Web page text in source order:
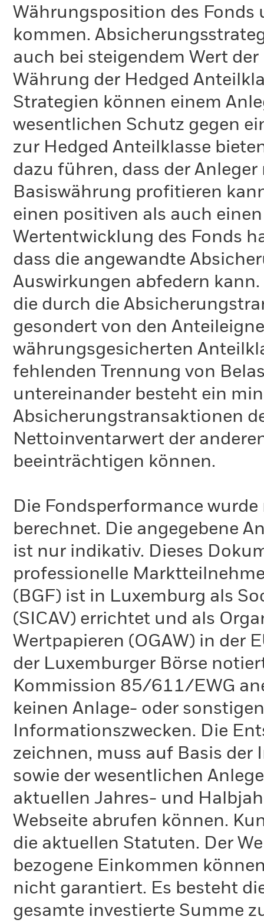
Währungsposition des Fonds
kommen.
auch bei steigendem Wert
Währung der Hedged
Strategien können einem
wesentlichen Schutz gegen
zur Hedged Anteilklasse
dazu führen, dass der
Basiswährung profitieren
einen positiven als auch
Wertentwicklung des Fonds
dass die angewandte
Auswirkungen abfedern
die durch die
gesondert von den
währungsgesicherten
fehlenden Trennung von
untereinander besteht ein
Absicherungstransaktionen
Nettoinventarwert der
beeinträchtigen können.
Die Fondsperformance
berechnet. Die angegebene
ist nur indikativ. Dieses
professionelle
(BGF) ist in Luxemburg als
(SICAV) errichtet und als
Wertpapieren (OGAW) in der
der Luxemburger Börse
Kommission 85/611/EWG
keinen Anlage- oder
Informationszwecken. Die
zeichnen, muss auf Basis
sowie der wesentlichen
aktuellen Jahres- und
Webseite abrufen können.
die aktuellen Statuten. Der
bezogene Einkommen
nicht garantiert. Es besteht
gesamte investierte Summe